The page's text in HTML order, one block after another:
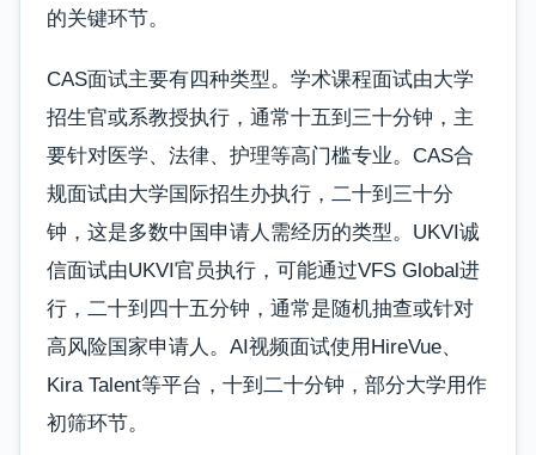
的关键环节。
CAS面试主要有四种类型。学术课程面试由大学
招生官或系教授执行，通常十五到三十分钟，主
要针对医学、法律、护理等高门槛专业。CAS合
规面试由大学国际招生办执行，二十到三十分
钟，这是多数中国申请人需经历的类型。UKVI诚
信面试由UKVI官员执行，可能通过VFS Global进
行，二十到四十五分钟，通常是随机抽查或针对
高风险国家申请人。AI视频面试使用HireVue、
Kira Talent等平台，十到二十分钟，部分大学用作
初筛环节。